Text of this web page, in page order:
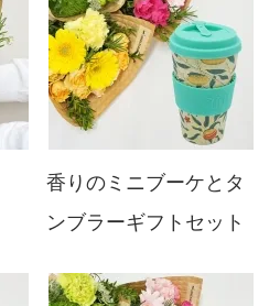
香りのミニブーケとタ
ンブラーギフトセット